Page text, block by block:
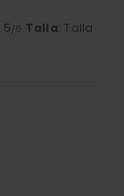
5/5 Talla: Talla